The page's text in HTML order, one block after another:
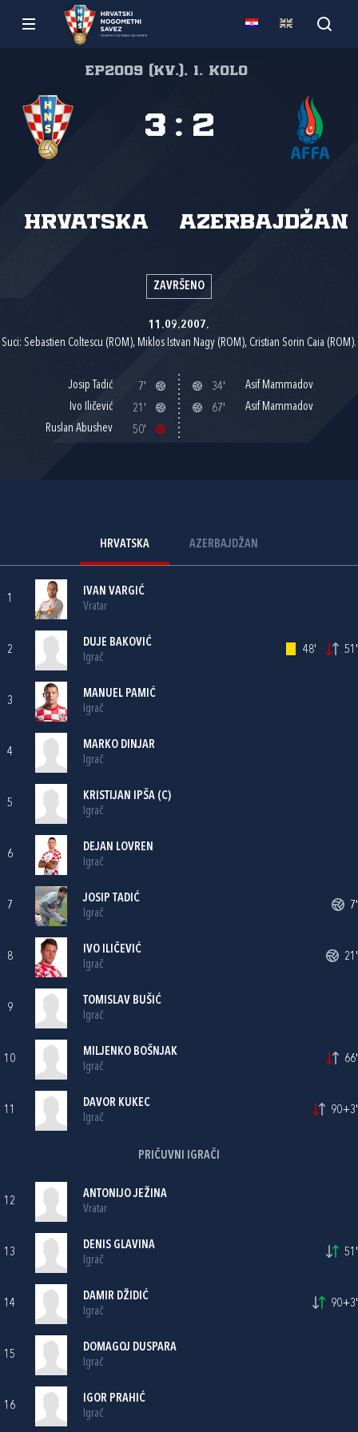
EP2009 (kv.), 1. kolo
Hrvatska Azerbajdžan
3 : 2
ZAVRŠENO
11.09.2007.
Suci: Sebastien Coltescu (ROM), Miklos Istvan Nagy (ROM), Cristian Sorin Caia (ROM).
Josip Tadić
7'
Ivo Iličević
21'
Ruslan Abushev
50'
34'
Asif Mammadov
67'
Asif Mammadov
HRVATSKA AZERBAJDŽAN
1
IVAN VARGIĆ
Vratar
2
DUJE BAKOVIĆ
Igrač
48' 51'
3
MANUEL PAMIĆ
Igrač
4
MARKO DINJAR
Igrač
5
KRISTIJAN IPŠA (C)
Igrač
6
DEJAN LOVREN
Igrač
7
JOSIP TADIĆ
Igrač
7'
8
IVO ILIČEVIĆ
Igrač
21'
9
TOMISLAV BUŠIĆ
Igrač
10
MILJENKO BOŠNJAK
Igrač
66'
11
DAVOR KUKEC
Igrač
90+3'
PRIČUVNI IGRAČI
12
ANTONIJO JEŽINA
Vratar
13
DENIS GLAVINA
Igrač
51'
14
DAMIR DŽIDIĆ
Igrač
90+3'
15
DOMAGOJ DUSPARA
Igrač
16
IGOR PRAHIĆ
Igrač